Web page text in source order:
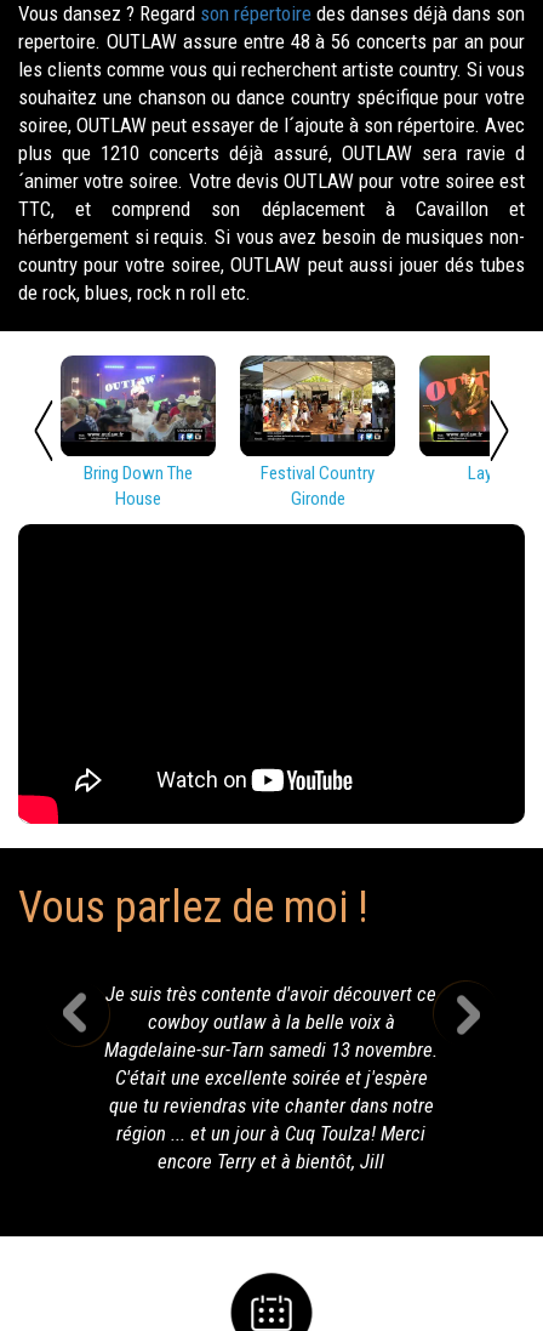
Vous dansez ? Regard son répertoire des danses déjà dans son
repertoire. OUTLAW assure entre 48 à 56 concerts par an pour
les clients comme vous qui recherchent artiste country. Si vous
souhaitez une chanson ou dance country spécifique pour votre
soiree, OUTLAW peut essayer de l´ajoute à son répertoire. Avec
plus que 1210 concerts déjà assuré, OUTLAW sera ravie d
´animer votre soiree. Votre devis OUTLAW pour votre soiree est
TTC, et comprend son déplacement à Cavaillon et
hérbergement si requis. Si vous avez besoin de musiques non-
country pour votre soiree, OUTLAW peut aussi jouer dés tubes
de rock, blues, rock n roll etc.
Bring Down The
House
Festival Country
Gironde
Lay Low
Vous parlez de moi !
Je suis très contente d'avoir découvert ce
cowboy outlaw à la belle voix à
Magdelaine-sur-Tarn samedi 13 novembre.
C'était une excellente soirée et j'espère
que tu reviendras vite chanter dans notre
région ... et un jour à Cuq Toulza! Merci
encore Terry et à bientôt, Jill